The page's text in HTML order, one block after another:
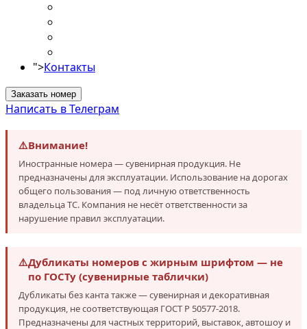
">Контакты
Заказать номер
Написать в Телеграм
⚠️Внимание!
Иностранные номера — сувенирная продукция. Не
предназначены для эксплуатации. Использование на дорогах
общего пользования — под личную ответственность
владельца ТС. Компания не несёт ответственности за
нарушение правил эксплуатации.
⚠️Дубликаты номеров с жирным шрифтом — не
по ГОСТу (сувенирные таблички)
Дубликаты без канта также — сувенирная и декоративная
продукция, не соответствующая ГОСТ Р 50577-2018.
Предназначены для частных территорий, выставок, автошоу и